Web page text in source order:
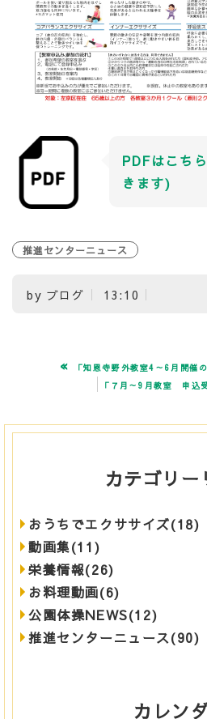
PDFはこち
きます)
推進センターニュース
by ブログ 13:10
« 「知恩寺野外教室4～6月開催
「７月～9月教室 申込
カテゴリー
おうちでエクササイズ(18)
動画集(11)
栄養情報(26)
お料理動画(6)
公園体操NEWS(12)
推進センターニュース(90)
カレン